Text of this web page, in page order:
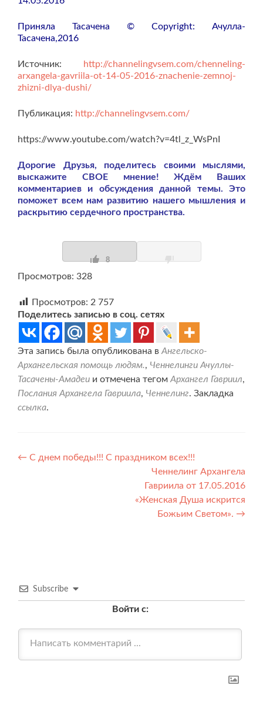
Приняла Тасачена © Copyright: Ачулла-
Тасачена,2016
Источник: http://channelingvsem.com/chenneling-
arxangela-gavriila-ot-14-05-2016-znachenie-zemnoj-
zhizni-dlya-dushi/
Публикация: http://channelingvsem.com/
https://www.youtube.com/watch?v=4tl_z_WsPnI
Дорогие Друзья, поделитесь своими мыслями,
выскажите СВОЕ мнение! Ждём Ваших
комментариев и обсуждения данной темы. Это
поможет всем нам развитию нашего мышления и
раскрытию сердечного пространства.
8
Просмотров: 328
Просмотров: 2 757
Поделитесь записью в соц. сетях
Эта запись была опубликована в Ангельско-
Архангельская помощь людям., Ченнелинги Ачуллы-
Тасачены-Амадеи и отмечена тегом Архангел Гавриил,
Послания Архангела Гавриила, Ченнелинг. Закладка
ссылка.
Навигация
← С днем победы!!! С праздником всех!!!
Ченнелинг Архангела
Гавриила от 17.05.2016
«Женская Душа искрится
Божьим Светом». →
Subscribe
Войти с: